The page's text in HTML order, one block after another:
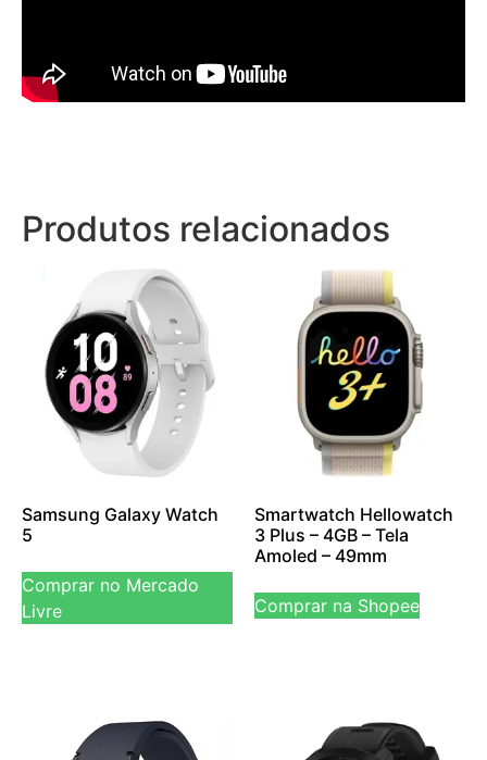
Produtos relacionados
Samsung Galaxy Watch
5
Comprar no Mercado
Livre
Smartwatch Hellowatch
3 Plus – 4GB – Tela
Amoled – 49mm
Comprar na Shopee